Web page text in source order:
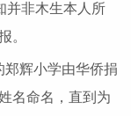
并非木生本人所
。
辉小学由华侨捐
名命名，直到为